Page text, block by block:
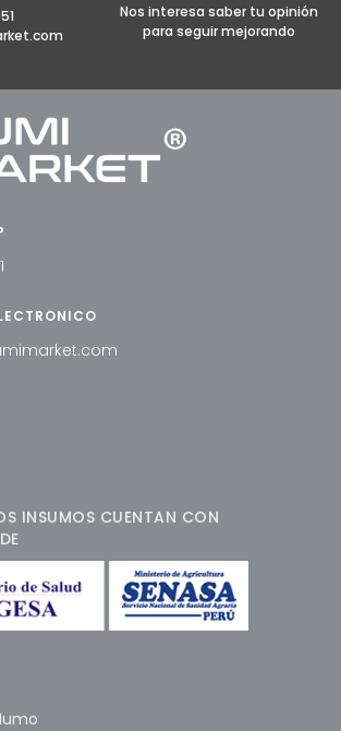
Nos interesa saber tu opinión
para seguir mejorando
INSUMOS CUENTAN CON